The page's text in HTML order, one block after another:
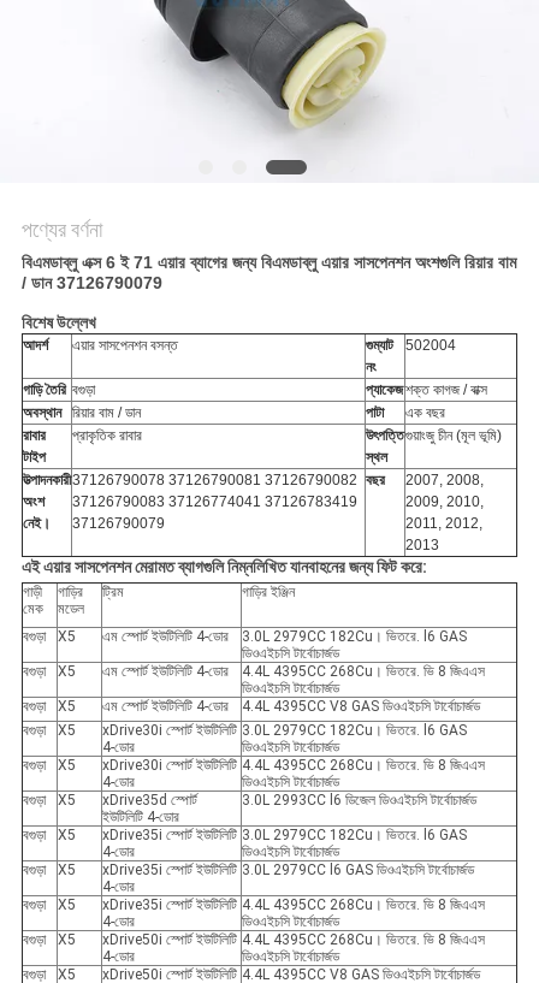
পণ্যের বর্ণনা
বিএমডাব্লু এক্স 6 ই 71 এয়ার ব্যাগের জন্য বিএমডাব্লু এয়ার সাসপেনশন অংশগুলি রিয়ার বাম
/ ডান 37126790079
বিশেষ উল্লেখ
আদর্শ এয়ার সাসপেনশন বসন্ত
গুম্যাট
নং
502004
গাড়ি তৈরি বগুড়া প্যাকেজশক্ত কাগজ / বাক্স
অবস্থান
রিয়ার বাম / ডান পাটা
এক বছর
রাবার
টাইপ
প্রাকৃতিক রাবার
উৎপত্তি
স্থল
গুয়াংজু চীন (মূল ভূমি)
উত্পাদনকারী
অংশ
নেই।
37126790078 37126790081 37126790082
37126790083 37126774041 37126783419
37126790079
বছর
2007, 2008,
2009, 2010,
2011, 2012,
2013
এই এয়ার সাসপেনশন মেরামত ব্যাগগুলি নিম্নলিখিত যানবাহনের জন্য ফিট করে:
গাড়ী
মেক
গাড়ির
মডেল
ট্রিম গাড়ির ইঞ্জিন
বগুড়া X5 এম স্পোর্ট ইউটিলিটি 4-ডোর
3.0L 2979CC 182Cu। ভিতরে. l6 GAS
ডিওএইচসি টার্বোচার্জড
বগুড়া
X5 এম স্পোর্ট ইউটিলিটি 4-ডোর
4.4L 4395CC 268Cu। ভিতরে. ভি 8 জিএএস
ডিওএইচসি টার্বোচার্জড
বগুড়া
X5 এম স্পোর্ট ইউটিলিটি 4-ডোর
4.4L 4395CC V8 GAS ডিওএইচসি টার্বোচার্জড
বগুড়া
X5
xDrive30i স্পোর্ট ইউটিলিটি
4-ডোর
3.0L 2979CC 182Cu। ভিতরে. l6 GAS
ডিওএইচসি টার্বোচার্জড
বগুড়া
X5
xDrive30i স্পোর্ট ইউটিলিটি
4-ডোর
4.4L 4395CC 268Cu। ভিতরে. ভি 8 জিএএস
ডিওএইচসি টার্বোচার্জড
বগুড়া
X5
xDrive35d স্পোর্ট
ইউটিলিটি 4-ডোর
3.0L 2993CC l6 ডিজেল ডিওএইচসি টার্বোচার্জড
বগুড়া X5
xDrive35i স্পোর্ট ইউটিলিটি
4-ডোর
3.0L 2979CC 182Cu। ভিতরে. l6 GAS
ডিওএইচসি টার্বোচার্জড
বগুড়া
X5
xDrive35i স্পোর্ট ইউটিলিটি
4-ডোর
3.0L 2979CC l6 GAS ডিওএইচসি টার্বোচার্জড
বগুড়া X5
xDrive35i স্পোর্ট ইউটিলিটি
4-ডোর
4.4L 4395CC 268Cu। ভিতরে. ভি 8 জিএএস
ডিওএইচসি টার্বোচার্জড
বগুড়া
X5
xDrive50i স্পোর্ট ইউটিলিটি
4-ডোর
4.4L 4395CC 268Cu। ভিতরে. ভি 8 জিএএস
ডিওএইচসি টার্বোচার্জড
বগুড়া
X5
xDrive50i স্পোর্ট ইউটিলিটি 4.4L 4395CC V8 GAS ডিওএইচসি টার্বোচার্জড